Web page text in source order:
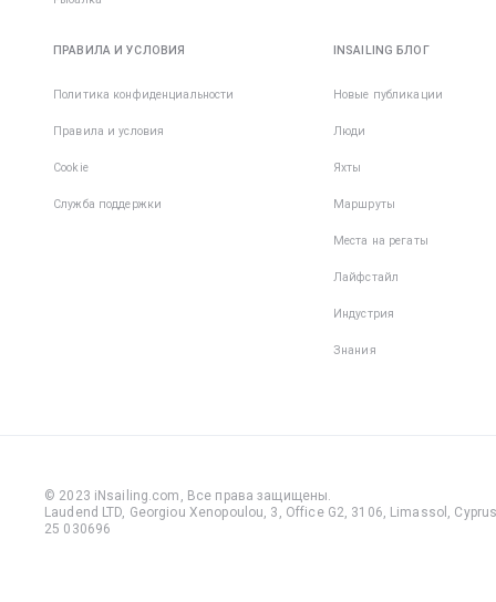
ПРАВИЛА И УСЛОВИЯ
Политика конфиденциальности
Правила и условия
Cookie
Служба поддержки
INSAILING БЛОГ
Новые публикации
Люди
Яхты
Маршруты
Места на регаты
Лайфстайл
Индустрия
Знания
© 2023 iNsailing.com, Все права защищены.
Laudend LTD, Georgiou Xenopoulou, 3, Office G2, 3106, Limassol,
25 030696